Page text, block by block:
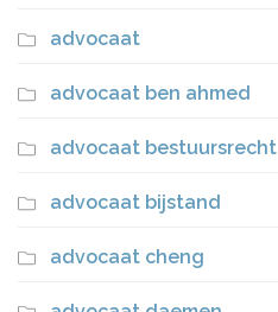
advocaat
advocaat ben ahmed
advocaat bestuursrecht
advocaat bijstand
advocaat cheng